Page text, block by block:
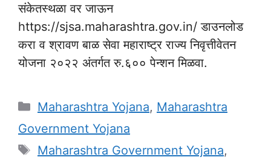
संकेतस्थळा वर जाऊन
https://sjsa.maharashtra.gov.in/ डाउनलोड
करा व श्रावण बाळ सेवा महाराष्ट्र राज्य निवृत्तीवेतन
योजना २०२२ अंतर्गत रु.६०० पेन्शन मिळवा.
Categories
Maharashtra Yojana, Maharashtra
Government Yojana
Tags
Maharashtra Government Yojana,